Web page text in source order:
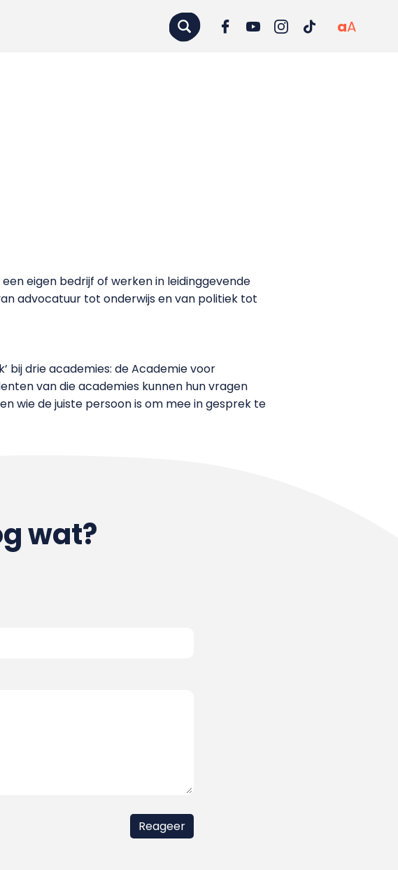
aA
eigen bedrijf of werken in leidinggevende
advocatuur tot onderwijs en van politiek tot
bij drie academies: de Academie voor
van die academies kunnen hun vragen
wie de juiste persoon is om mee in gesprek te
wat?